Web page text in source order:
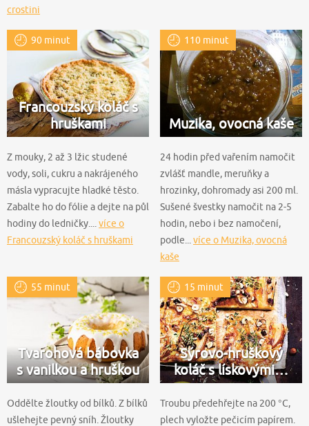
crostini
90 minut
Francouzský koláč s
hruškami
Z mouky, 2 až 3 lžic studené
vody, soli, cukru a nakrájeného
másla vypracujte hladké těsto.
Zabalte ho do fólie a dejte na půl
hodiny do ledničky.... více o
Francouzský koláč s hruškami
110 minut
Muzika, ovocná kaše
24 hodin před vařením namočit
zvlášť mandle, meruňky a
hrozinky, dohromady asi 200 ml.
Sušené švestky namočit na 2-5
hodin, nebo i bez namočení,
podle... více o Muzika, ovocná
kaše
55 minut
Tvarohová bábovka
s vanilkou a hruškou
Oddělte žloutky od bílků. Z bílků
ušlehejte pevný sníh. Žloutky
15 minut
Sýrovo-hruškový
koláč s lískovými…
Troubu předehřejte na 200 °C,
plech vyložte pečicím papírem.